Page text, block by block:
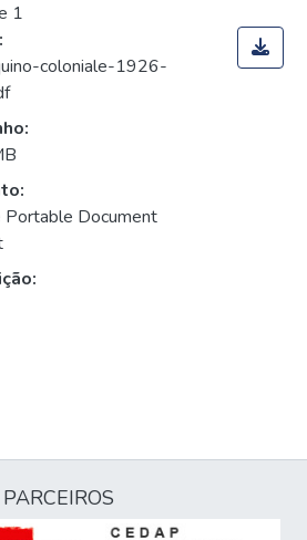
1
coloniale-1926-
Document
PARCEIROS